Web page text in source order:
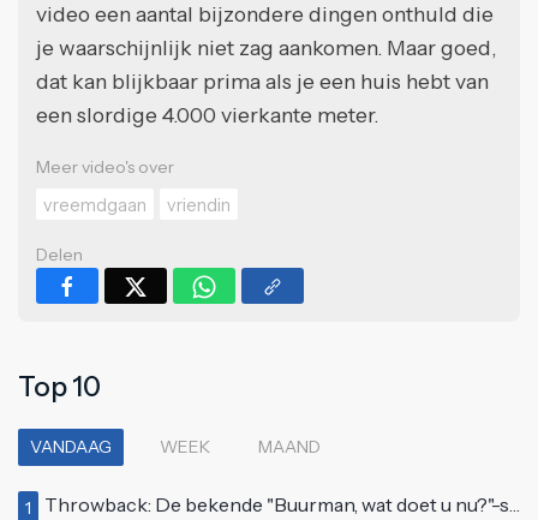
video een aantal bijzondere dingen onthuld die
je waarschijnlijk niet zag aankomen. Maar goed,
dat kan blijkbaar prima als je een huis hebt van
een slordige 4.000 vierkante meter.
Meer video's over
vreemdgaan
vriendin
Delen
Top 10
VANDAAG WEEK MAAND
1 Throwback: De bekende "Buurman, wat doet u nu?"-scène uit Flodder met Tatjana Šimić